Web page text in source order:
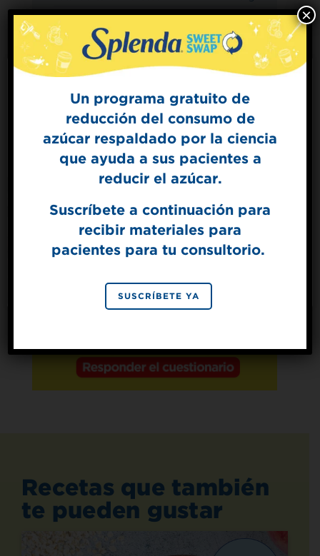
Fibra dietética
1 g
Azúcares
4 g
Azúcares agregados
0 g
Proteína
3 g
Recetas que también
te pueden gustar
Un programa gratuito de
reducción del consumo de
azúcar respaldado por la ciencia
que ayuda a sus pacientes a
reducir el azúcar.
Suscríbete a continuación para
recibir materiales para
pacientes para tu consultorio.
SUSCRÍBETE YA
×
Sign Up for
The Sweet Dish
Get mouth-watering recipes from the
SIGN UP